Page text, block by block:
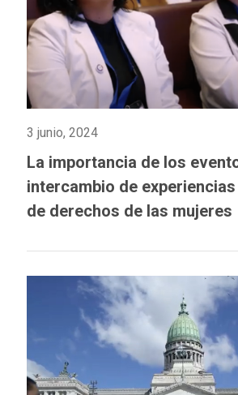
3 junio, 2024
La importancia de los
intercambio de
de derechos de las mujeres